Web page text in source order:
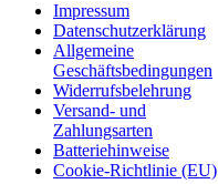
Impressum
Datenschutzerklärung
Allgemeine
Geschäftsbedingungen
Widerrufsbelehrung
Versand- und
Zahlungsarten
Batteriehinweise
Cookie-Richtlinie (EU)